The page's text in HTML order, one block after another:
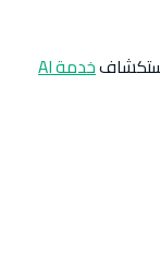
خدمة AI